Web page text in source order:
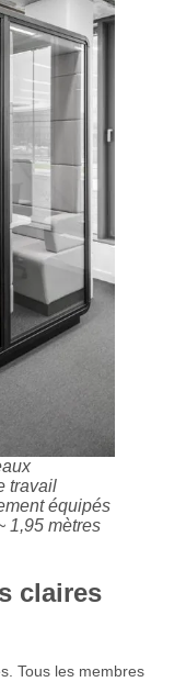
travail
équipés
1,95 mètres
claires
Tous les membres